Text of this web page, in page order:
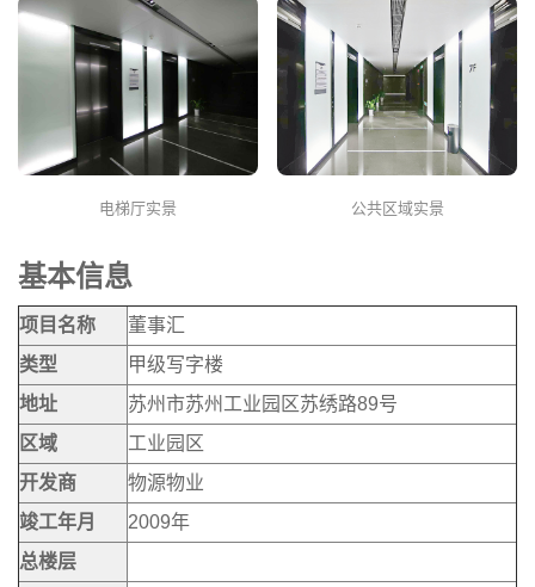
电梯厅实景 公共区域实景
基本信息
项目名称
董事汇
类型
甲级写字楼
地址
苏州市苏州工业园区苏绣路89号
区域
工业园区
开发商
物源物业
竣工年月
2009年
总楼层